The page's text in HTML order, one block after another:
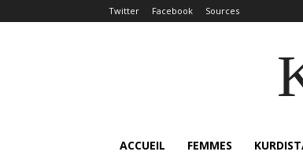
Twitter Facebook Sources
ACCUEIL FEMMES